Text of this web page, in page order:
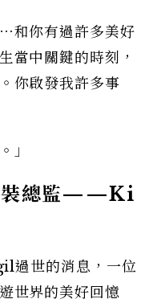
和你有過許多美好
當中關鍵的時刻，
你啟發我許多事
」
裝總監——Ki
過世的消息，一位
世界的美好回憶